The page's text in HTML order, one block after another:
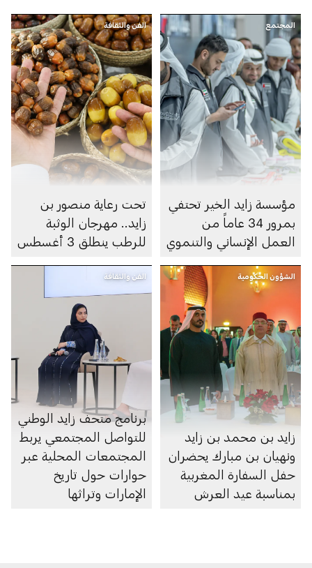
المجتمع
مؤسسة زايد الخير تحتفي
بمرور 34 عاماً من
العمل الإنساني والتنموي
الفن والثقافة
تحت رعاية منصور بن
زايد.. مهرجان الوثبة
للرطب ينطلق 3 أغسطس
الشؤون الحكومية
زايد بن محمد بن زايد
ونهيان بن مبارك يحضران
حفل السفارة المغربية
بمناسبة عيد العرش
الفن والثقافة
برنامج متحف زايد الوطني
للتواصل المجتمعي يربط
المجتمعات المحلية عبر
حوارات حول تاريخ
الإمارات وتراثها